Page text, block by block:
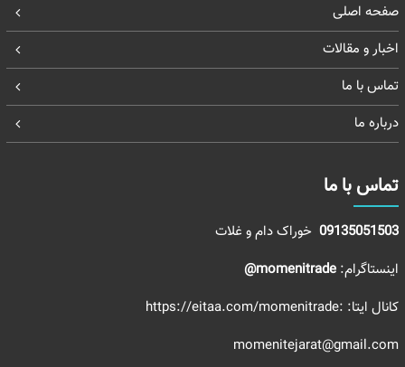
صفحه اصلی
اخبار و مقالات
تماس با ما
درباره ما
تماس با ما
09135051503خوراک دام و غلات
اینستاگرام: momenitrade@
کانال ایتا: :https://eitaa.com/momenitrade
momenitejarat@gmail.com